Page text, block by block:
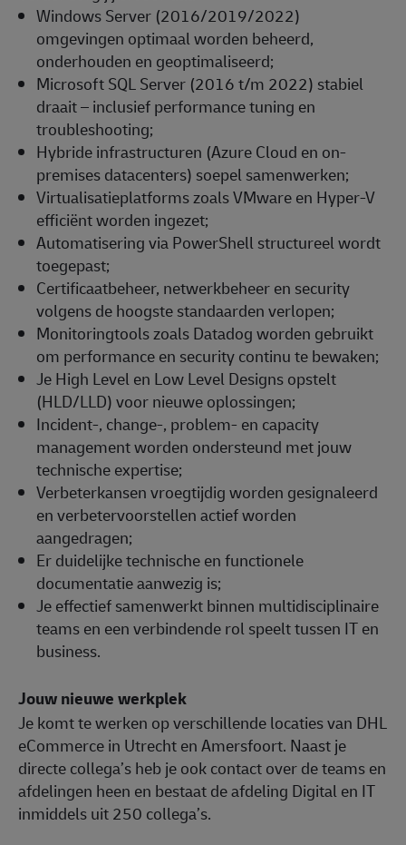
Windows Server (2016/2019/2022)
omgevingen optimaal worden beheerd,
onderhouden en geoptimaliseerd;
Microsoft SQL Server (2016 t/m 2022) stabiel
draait – inclusief performance tuning en
troubleshooting;
Hybride infrastructuren (Azure Cloud en on-
premises datacenters) soepel samenwerken;
Virtualisatieplatforms zoals VMware en Hyper-V
efficiënt worden ingezet;
Automatisering via PowerShell structureel wordt
toegepast;
Certificaatbeheer, netwerkbeheer en security
volgens de hoogste standaarden verlopen;
Monitoringtools zoals Datadog worden gebruikt
om performance en security continu te bewaken;
Je High Level en Low Level Designs opstelt
(HLD/LLD) voor nieuwe oplossingen;
Incident-, change-, problem- en capacity
management worden ondersteund met jouw
technische expertise;
Verbeterkansen vroegtijdig worden gesignaleerd
en verbetervoorstellen actief worden
aangedragen;
Er duidelijke technische en functionele
documentatie aanwezig is;
Je effectief samenwerkt binnen multidisciplinaire
teams en een verbindende rol speelt tussen IT en
business.
Jouw nieuwe werkplek
Je komt te werken op verschillende locaties van DHL
eCommerce in Utrecht en Amersfoort. Naast je
directe collega’s heb je ook contact over de teams en
afdelingen heen en bestaat de afdeling Digital en IT
inmiddels uit 250 collega’s.